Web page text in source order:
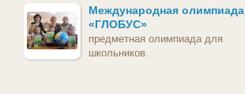
Международная олимпиада
«ГЛОБУС»
предметная олимпиада для
школьников.